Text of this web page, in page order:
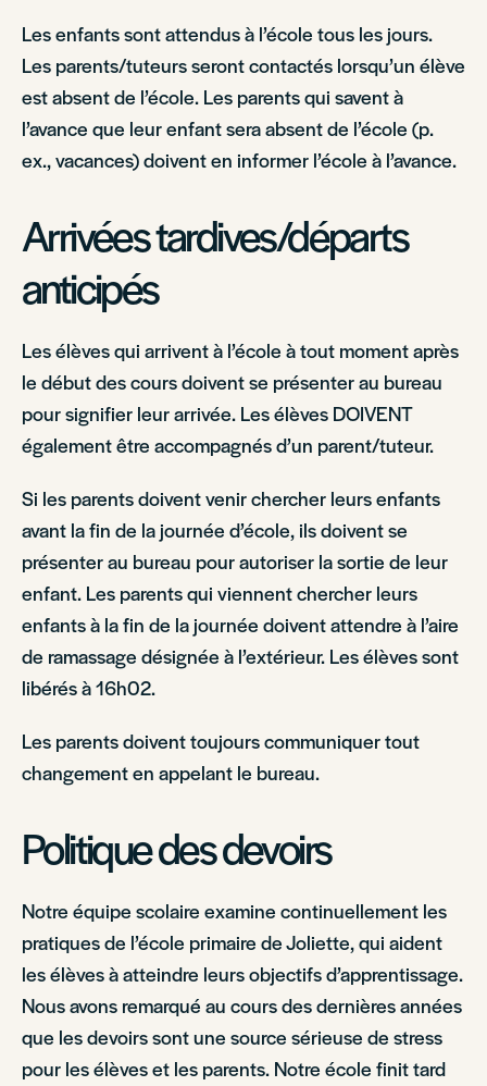
Les enfants sont attendus à l’école tous les jours.
Les parents/tuteurs seront contactés lorsqu’un élève
est absent de l’école. Les parents qui savent à
l’avance que leur enfant sera absent de l’école (p.
ex., vacances) doivent en informer l’école à l’avance.
Arrivées tardives/départs
anticipés
Les élèves qui arrivent à l’école à tout moment après
le début des cours doivent se présenter au bureau
pour signifier leur arrivée. Les élèves DOIVENT
également être accompagnés d’un parent/tuteur.
Si les parents doivent venir chercher leurs enfants
avant la fin de la journée d’école, ils doivent se
présenter au bureau pour autoriser la sortie de leur
enfant. Les parents qui viennent chercher leurs
enfants à la fin de la journée doivent attendre à l’aire
de ramassage désignée à l’extérieur. Les élèves sont
libérés à 16h02.
Les parents doivent toujours communiquer tout
changement en appelant le bureau.
Politique des devoirs
Notre équipe scolaire examine continuellement les
pratiques de l’école primaire de Joliette, qui aident
les élèves à atteindre leurs objectifs d’apprentissage.
Nous avons remarqué au cours des dernières années
que les devoirs sont une source sérieuse de stress
pour les élèves et les parents. Notre école finit tard